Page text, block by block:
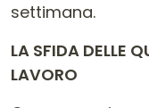
settimana.
LA SFIDA DELLE
LAVORO